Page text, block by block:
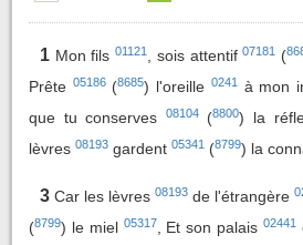
1 Mon fils01121 , sois attentif07181 (
Prête 05186(8685) l'oreille 0241à mon
que tu conserves
08104(8800) la
lèvres 08193 gardent 05341 (8799) la
3 Car les lèvres 08193 de l'étrangère
(8799) le miel 05317 , Et son palais 02441